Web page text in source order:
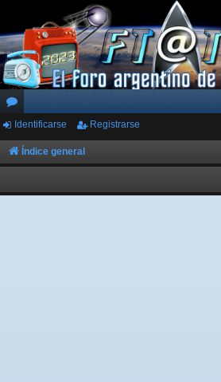
or
os
Identificarse Registrarse
Índice general